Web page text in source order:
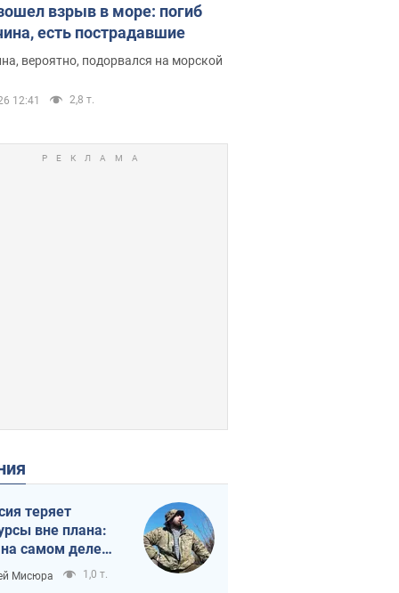
взрыв в море: погиб
есть пострадавшие
вероятно, подорвался на морской
12:41 2,8 т.
теряет
вне плана:
на самом деле
темп войны
Мисюра 1,0 т.